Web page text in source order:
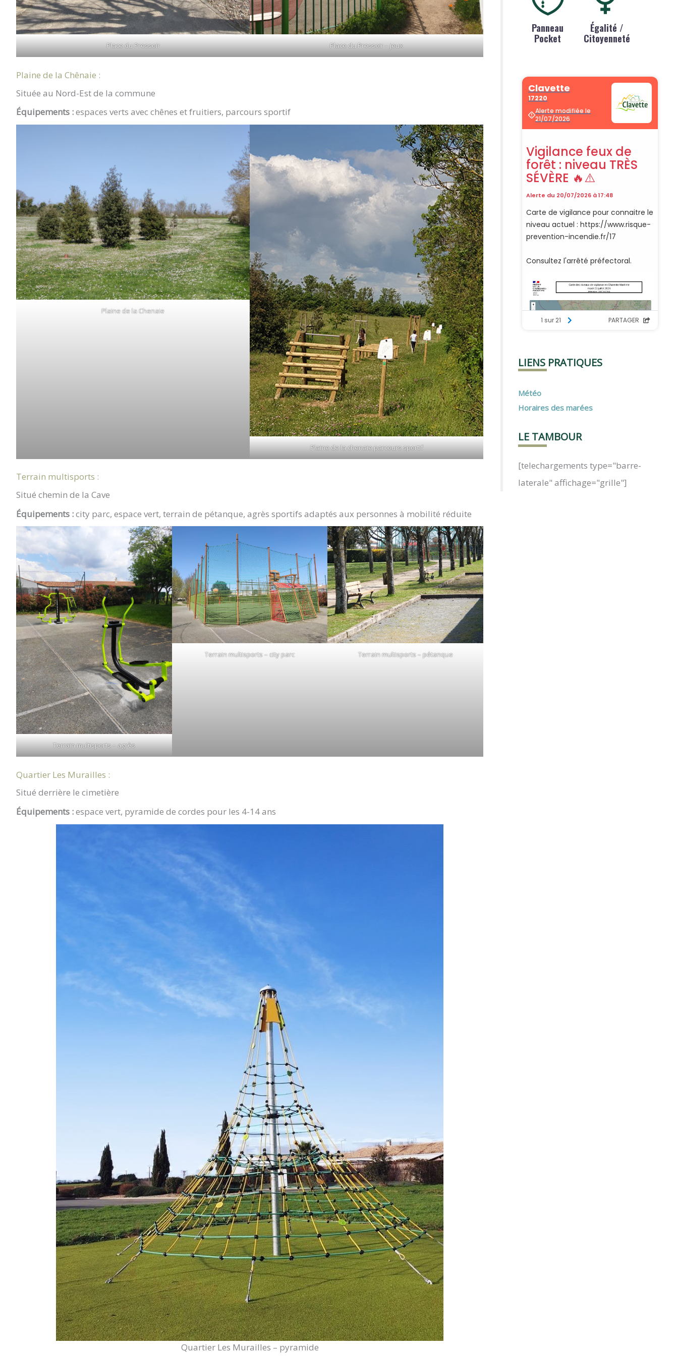
Place du Pressoir Place du Pressoir – jeux
Plaine de la Chênaie :
Située au Nord-Est de la commune
Équipements :espaces verts avec chênes et fruitiers, parcours sportif
Plaine de la Chenaie
Plaine de la chenaie parcours sportif
Terrain multisports :
Situé chemin de la Cave
Équipements :city parc, espace vert, terrain de pétanque, agrès sportifs adaptés aux personnes à mobilité réduite
Terrain multisports – agrès
Terrain multisports – city parc Terrain multisports – pétanque
Quartier Les Murailles :
Situé derrière le cimetière
Équipements :espace vert, pyramide de cordes pour les 4-14 ans
Quartier Les Murailles – pyramide
Panneau
Pocket
Égalité /
Citoyenneté
LIENS PRATIQUES
Météo
Horaires des marées
LE TAMBOUR
[telechargements type="barre-
laterale" affichage="grille"]